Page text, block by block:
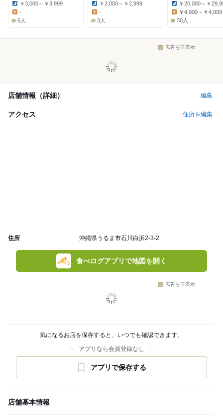
Dinner:
￥3,000～￥3,999
Lunch:
-
6人
Dinner:
￥2,000～￥2,999
Lunch:
-
3人
Dinner:
￥20,000～￥
Lunch:
￥4,000～￥4,999
30人
広告を非表示
店舗情報（詳細） 編集
アクセス 住所を編集
住所 沖縄県うるま市石川白浜2-3-2
食べログアプリで地図を開く
広告を非表示
気になるお店を保存すると、いつでも確認できます。
アプリなら会員登録なし
アプリで保存する
店舗基本情報